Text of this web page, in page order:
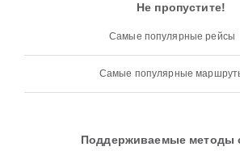
Не пропустите!
Самые популярные рейсы
Самые популярные
Поддерживаемые методы